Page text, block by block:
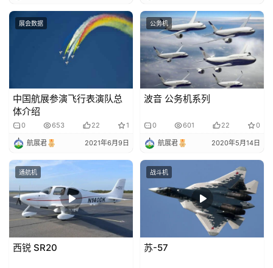
访
客
客
户
端
投
稿
须
知
展会数据
中国航展参演飞行表演队总
体介绍
0 653 22 1
航展君 2021年6月9日
公务机
波音 公务机系列
0 601 22 0
航展君 2020年5月14日
通航机
西锐 SR20
战斗机
苏-57